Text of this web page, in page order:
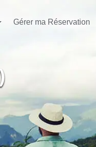
Gérer ma Réservation